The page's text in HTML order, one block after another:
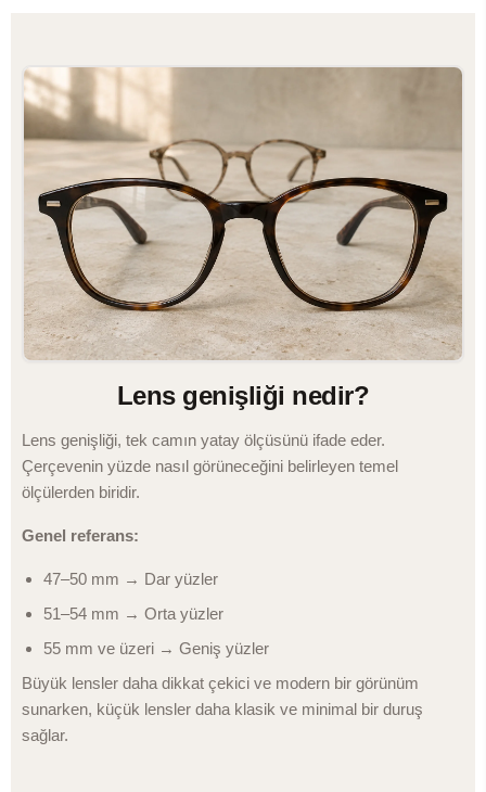
Lens genişliği nedir?
Lens genişliği, tek camın yatay ölçüsünü ifade eder.
Çerçevenin yüzde nasıl görüneceğini belirleyen temel
ölçülerden biridir.
Genel referans:
47–50 mm → Dar yüzler
51–54 mm → Orta yüzler
55 mm ve üzeri → Geniş yüzler
Büyük lensler daha dikkat çekici ve modern bir görünüm
sunarken, küçük lensler daha klasik ve minimal bir duruş
sağlar.